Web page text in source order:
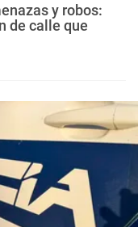
y robos:
de calle que